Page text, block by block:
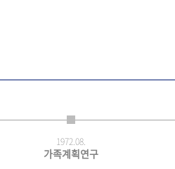
1972.08.
가족계획연구